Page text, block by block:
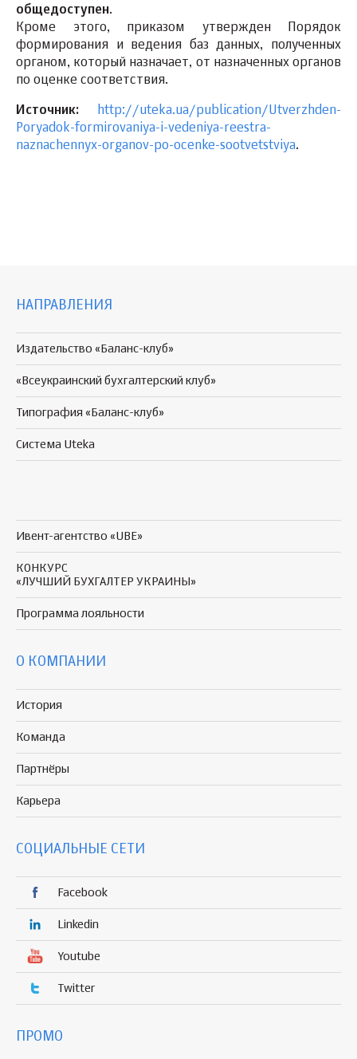
общедоступен.
Кроме этого, приказом утвержден Порядок
формирования и ведения баз данных, полученных
органом, который назначает, от назначенных органов
по оценке соответствия.
Источник:
http://uteka.ua/publication/Utverzhden-
Poryadok-formirovaniya-i-vedeniya-reestra-
naznachennyx-organov-po-ocenke-sootvetstviya.
НАПРАВЛЕНИЯ
Издательство «Баланс-клуб»
«Всеукраинский бухгалтерский клуб»
Типография «Баланс-клуб»
Система Uteka
Ивент-агентство «UBE»
КОНКУРС
«ЛУЧШИЙ БУХГАЛТЕР УКРАИНЫ»
Программа лояльности
О КОМПАНИИ
История
Команда
Партнёры
Карьера
СОЦИАЛЬНЫЕ СЕТИ
Facebook
Linkedin
Youtube
Twitter
ПРОМО